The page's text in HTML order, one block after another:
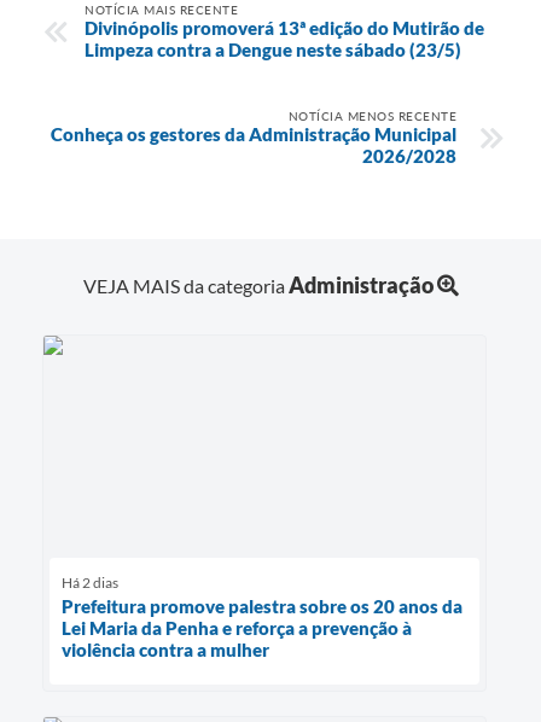
NOTÍCIA MAIS RECENTE
Divinópolis promoverá 13ª edição do Mutirão de
Limpeza contra a Dengue neste sábado (23/5)
NOTÍCIA MENOS RECENTE
Conheça os gestores da Administração Municipal
2026/2028
VEJA MAIS da categoriaAdministração
Há 2 dias
Prefeitura promove palestra sobre os 20 anos da
Lei Maria da Penha e reforça a prevenção à
violência contra a mulher